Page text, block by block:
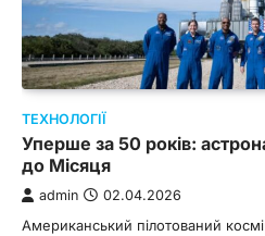
ТЕХНОЛОГІЇ
Уперше за 50 років:
до Місяця
admin 02.04.2026
Американський пілотований